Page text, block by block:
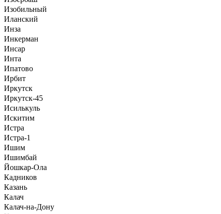
Изобильный
Иланский
Инза
Инкерман
Инсар
Инта
Ипатово
Ирбит
Иркутск
Иркутск-45
Исилькуль
Искитим
Истра
Истра-1
Ишим
Ишимбай
Йошкар-Ола
Кадников
Казань
Калач
Калач-на-Дону